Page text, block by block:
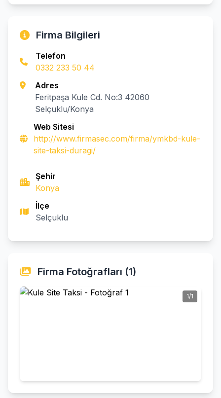
Firma Bilgileri
Telefon
0332 233 50 44
Adres
Feritpaşa Kule Cd. No:3 42060
Selçuklu/Konya
Web Sitesi
http://www.firmasec.com/firma/ymkbd-kule-
site-taksi-duragi/
Şehir
Konya
İlçe
Selçuklu
Firma Fotoğrafları (1)
1/1